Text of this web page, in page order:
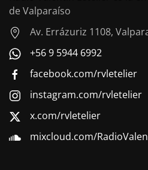
de Valparaíso
Av. Errázuriz 1108,
+56 9 5944 6992
facebook.com/rvletelier
instagram.com/rvletelier
x.com/rvletelier
mixcloud.com/